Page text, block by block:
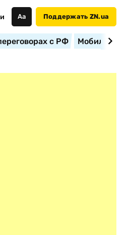
Аа Поддержать ZN.ua
с РФ